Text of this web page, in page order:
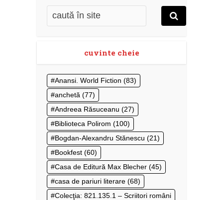
cuvinte cheie
Anansi. World Fiction (83)
anchetă (77)
Andreea Răsuceanu (27)
Biblioteca Polirom (100)
Bogdan-Alexandru Stănescu (21)
Bookfest (60)
Casa de Editură Max Blecher (45)
casa de pariuri literare (68)
Colecţia: 821.135.1 – Scriitori români